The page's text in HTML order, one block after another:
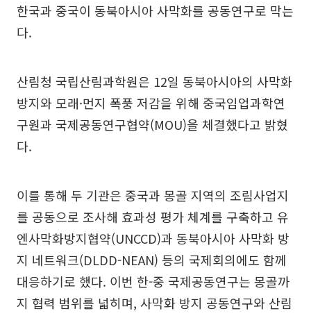
한국과 중국이 동북아시아 사막화를 공동연구로 막는
다.
산림청 국립산림과학원은 12일 동북아시아의 사막화
방지와 모래·먼지 폭풍 저감을 위해 중국임업과학연
구원과 국제공동연구협약(MOU)을 체결했다고 밝혔
다.
이를 통해 두 기관은 중국과 몽골 지역의 조림사업지
를 공동으로 조사해 효과성 평가 체계를 구축하고 유
엔사막화방지협약(UNCCD)과 동북아시아 사막화 방
지 네트워크(DLDD-NEAN) 등의 국제회의에도 함께
대응하기로 했다. 이번 한-중 국제공동연구는 몽골까
지 협력 범위를 넓히며, 사막화 방지 공동연구와 산림